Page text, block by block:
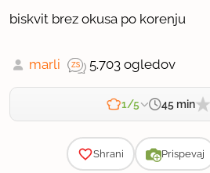
biskvit brez okusa po korenju
marli 5.703 ogledov
1/5 45 min
Shrani Prispevaj